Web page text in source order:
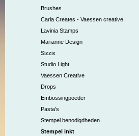
Brushes
Carla Creates - Vaessen creative
Lavinia Stamps
Marianne Design
Sizzix
Studio Light
Vaessen Creative
Drops
Embossingpoeder
Pasta's
Stempel benodigdheden
Stempel inkt